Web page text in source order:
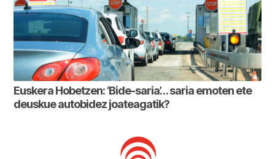
Euskera Hobetzen: ‘Bide-saria’… saria emoten ete
deuskue autobidez joateagatik?